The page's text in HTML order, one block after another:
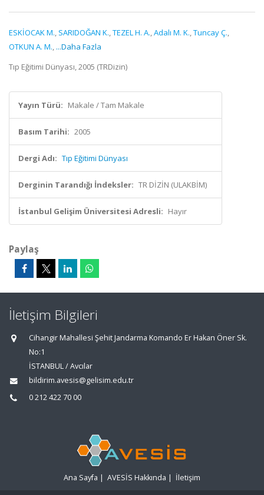
ESKİOCAK M., SARIDOĞAN K.,TEZEL H. A.,Adalı M. K.,Tuncay Ç.,
OTKUN A. M., ...Daha Fazla
Tıp Eğitimi Dünyası, 2005 (TRDizin)
Yayın Türü: Makale / Tam Makale
Basım Tarihi: 2005
Dergi Adı: Tıp Eğitimi Dünyası
Derginin Tarandığı İndeksler: TR DİZİN (ULAKBİM)
İstanbul Gelişim Üniversitesi Adresli: Hayır
Paylaş
İletişim Bilgileri
Cihangir Mahallesi Şehit Jandarma Komando Er Hakan Öner Sk.
No:1
İSTANBUL / Avcılar
bildirim.avesis@gelisim.edu.tr
0 212 422 70 00
Ana Sayfa | AVESİS Hakkında | İletişim